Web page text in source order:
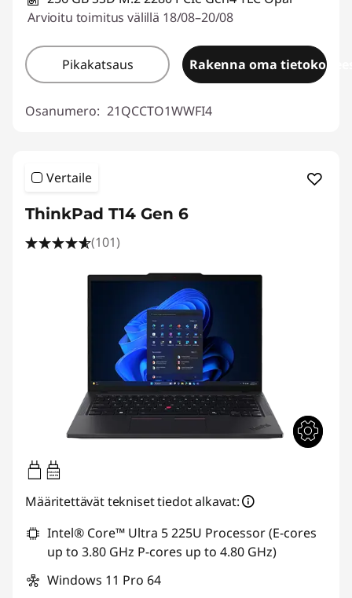
Arvioitu toimitus välillä 18/08–20/08
Pikakatsaus Rakenna oma
Osanumero: 21QCCTO1WWFI4
Vertaile
ThinkPad T14 Gen 6
(101)
65W-65W
USB PD
Määritettävät tekniset tiedot alkavat:
Intel® Core™ Ultra 5 225U Processor (E-cores
up to 3.80 GHz P-cores up to 4.80 GHz)
Windows 11 Pro 64